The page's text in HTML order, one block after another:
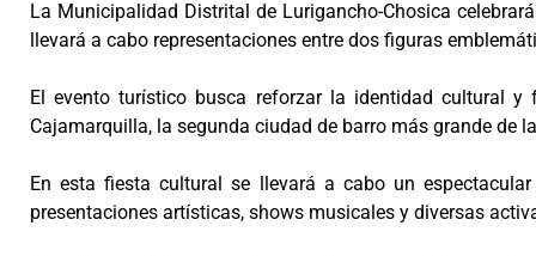
La Municipalidad Distrital de Lurigancho-Chosica
llevará a cabo representaciones entre dos figuras
El evento turístico busca reforzar la identidad cultural
Cajamarquilla, la segunda ciudad de barro más grande de
En esta fiesta cultural se llevará a cabo un
presentaciones artísticas, shows musicales y diversas